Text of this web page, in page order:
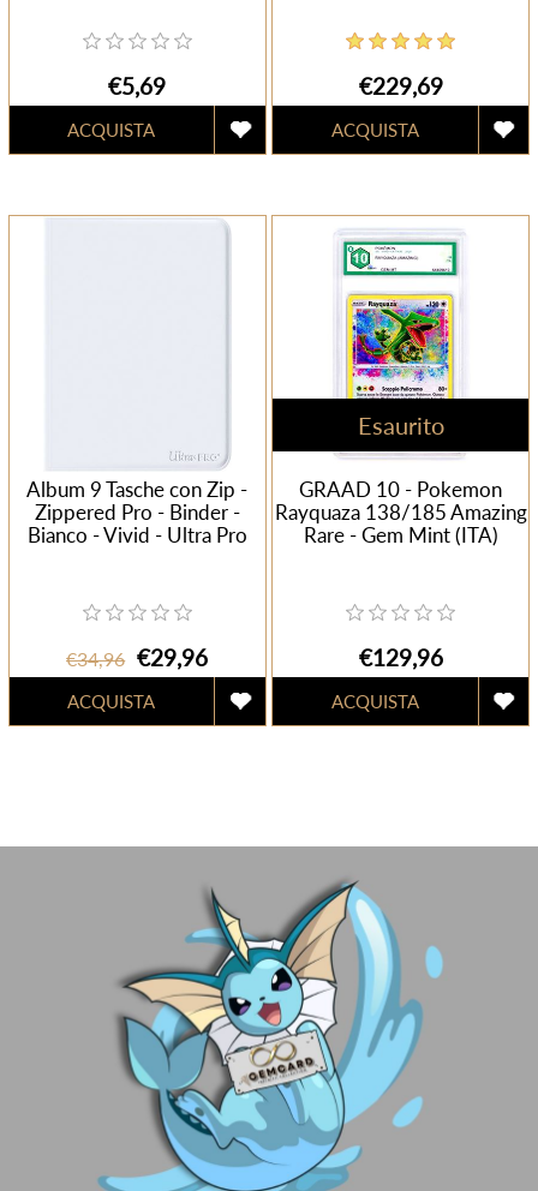
€5,69 €229,69
Album 9 Tasche con Zip -
Zippered Pro - Binder -
Bianco - Vivid - Ultra Pro
€34,96 €29,96
Esaurito
GRAAD 10 - Pokemon
Rayquaza 138/185 Amazing
Rare - Gem Mint (ITA)
€129,96